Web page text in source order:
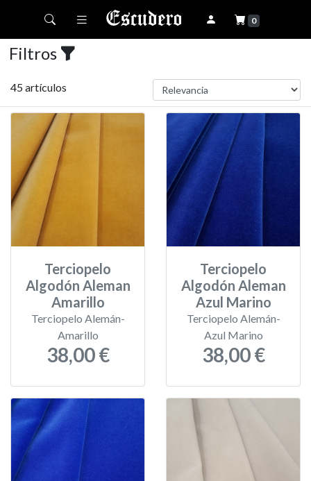
Toggle navigation 0
Filtros
45 artículos
Terciopelo
Algodón Aleman
Amarillo
Terciopelo Alemán-
Amarillo
38,00 €
Terciopelo
Algodón Aleman
Azul Marino
Terciopelo Alemán-
Azul Marino
38,00 €